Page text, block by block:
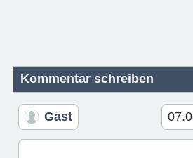
Kommentar schreiben
Gast